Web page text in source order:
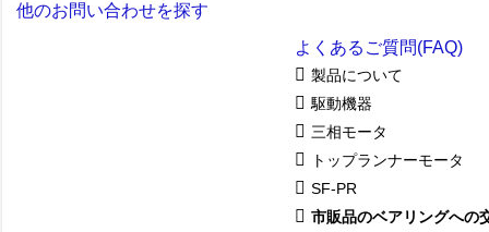
他のお問い合わせを探す
よくあるご質問(FAQ)
製品について
駆動機器
三相モータ
トップランナーモータ
SF-PR
市販品のベアリングへの